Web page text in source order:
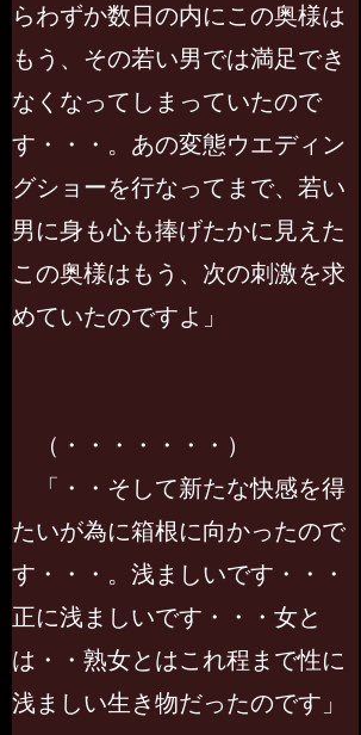
らわずか数日の内にこの奥様は
もう、その若い男では満足でき
なくなってしまっていたので
す・・・。あの変態ウエディン
グショーを行なってまで、若い
男に身も心も捧げたかに見えた
この奥様はもう、次の刺激を求
めていたのですよ」
（・・・・・・・）
「・・そして新たな快感を得
たいが為に箱根に向かったので
す・・・。浅ましいです・・・
正に浅ましいです・・・女と
は・・熟女とはこれ程まで性に
浅ましい生き物だったのです」